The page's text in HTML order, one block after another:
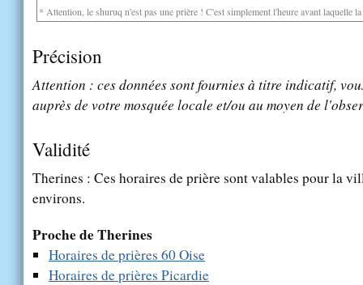
* Attention, le shuruq n'est pas une prière ! C'est simplement l'heure avant laquelle
Précision
Attention : ces données sont fournies à titre indicatif,
auprès de votre mosquée locale et/ou au moyen de
Validité
Therines : Ces horaires de prière sont valables pour la
environs.
Proche de Therines
Horaires de prières 60 Oise
Horaires de prières Picardie